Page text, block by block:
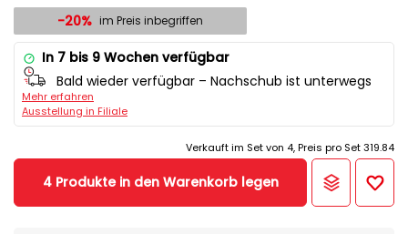
-20% im Preis inbegriffen
In 7 bis 9 Wochen verfügbar
Bald wieder verfügbar – Nachschub ist unterwegs
Mehr erfahren
Ausstellung in Filiale
Verkauft im Set von 4, Preis pro Set 319.84
4 Produkte in den Warenkorb legen